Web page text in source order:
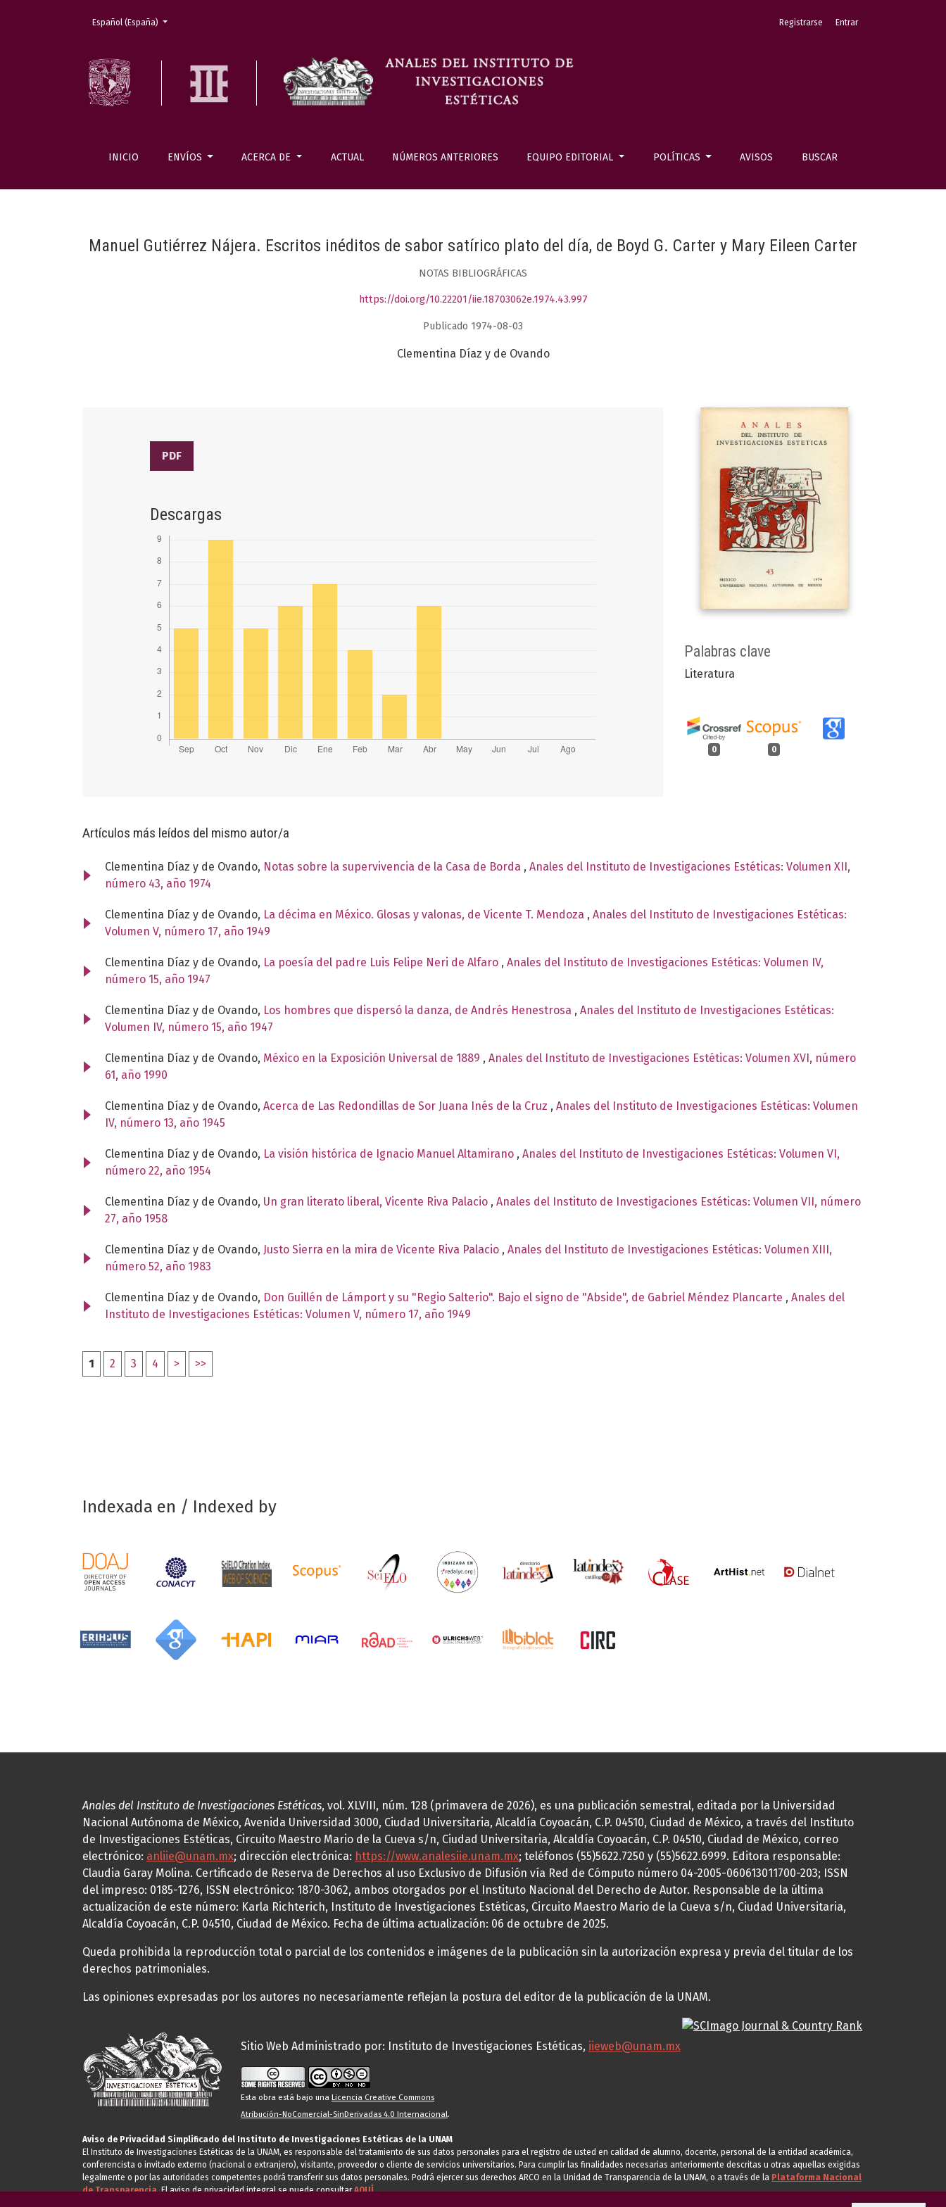
INICIO ENVÍOS ACERCA DE ACTUAL NÚMEROS ANTERIORES EQUIPO EDITORIAL POLÍTICAS AVISOS BUSCAR
Registrarse Entrar
Cambiar el idioma. El actual es:
Español (España)
Manuel Gutiérrez Nájera. Escritos inéditos de sabor satírico plato del día, de Boyd G. Carter y Mary Eileen Carter
NOTAS BIBLIOGRÁFICAS
https://doi.org/10.22201/iie.18703062e.1974.43.997
Publicado 1974-08-03
Clementina Díaz y de Ovando
Palabras clave
Literatura
0 0
PDF
Descargas
Artículos más leídos del mismo autor/a
Clementina Díaz y de Ovando, Notas sobre la supervivencia de la Casa de Borda , Anales del Instituto de Investigaciones Estéticas: Volumen XII,
número 43, año 1974
Clementina Díaz y de Ovando, La décima en México. Glosas y valonas, de Vicente T. Mendoza , Anales del Instituto de Investigaciones Estéticas:
Volumen V, número 17, año 1949
Clementina Díaz y de Ovando, La poesía del padre Luis Felipe Neri de Alfaro , Anales del Instituto de Investigaciones Estéticas: Volumen IV,
número 15, año 1947
Clementina Díaz y de Ovando, Los hombres que dispersó la danza, de Andrés Henestrosa , Anales del Instituto de Investigaciones Estéticas:
Volumen IV, número 15, año 1947
Clementina Díaz y de Ovando, México en la Exposición Universal de 1889 , Anales del Instituto de Investigaciones Estéticas: Volumen XVI, número
61, año 1990
Clementina Díaz y de Ovando, Acerca de Las Redondillas de Sor Juana Inés de la Cruz , Anales del Instituto de Investigaciones Estéticas: Volumen
IV, número 13, año 1945
Clementina Díaz y de Ovando, La visión histórica de Ignacio Manuel Altamirano , Anales del Instituto de Investigaciones Estéticas: Volumen VI,
número 22, año 1954
Clementina Díaz y de Ovando, Un gran literato liberal, Vicente Riva Palacio , Anales del Instituto de Investigaciones Estéticas: Volumen VII, número
27, año 1958
Clementina Díaz y de Ovando, Justo Sierra en la mira de Vicente Riva Palacio , Anales del Instituto de Investigaciones Estéticas: Volumen XIII,
número 52, año 1983
Clementina Díaz y de Ovando, Don Guillén de Lámport y su "Regio Salterio". Bajo el signo de "Abside", de Gabriel Méndez Plancarte , Anales del
Instituto de Investigaciones Estéticas: Volumen V, número 17, año 1949
1 2 3 4 > >>
Indexada en / Indexed by
Anales del Instituto de Investigaciones Estéticas, vol. XLVIII, núm. 128 (primavera de 2026), es una publicación semestral, editada por la Universidad
Nacional Autónoma de México, Avenida Universidad 3000, Ciudad Universitaria, Alcaldía Coyoacán, C.P. 04510, Ciudad de México, a través del Instituto
de Investigaciones Estéticas, Circuito Maestro Mario de la Cueva s/n, Ciudad Universitaria, Alcaldía Coyoacán, C.P. 04510, Ciudad de México, correo
electrónico: anliie@unam.mx; dirección electrónica: https://www.analesiie.unam.mx; teléfonos (55)5622.7250 y (55)5622.6999. Editora responsable:
Claudia Garay Molina. Certificado de Reserva de Derechos al uso Exclusivo de Difusión vía Red de Cómputo número 04-2005-060613011700-203; ISSN
del impreso: 0185-1276, ISSN electrónico: 1870-3062, ambos otorgados por el Instituto Nacional del Derecho de Autor. Responsable de la última
actualización de este número: Karla Richterich, Instituto de Investigaciones Estéticas, Circuito Maestro Mario de la Cueva s/n, Ciudad Universitaria,
Alcaldía Coyoacán, C.P. 04510, Ciudad de México. Fecha de última actualización: 06 de octubre de 2025.
Queda prohibida la reproducción total o parcial de los contenidos e imágenes de la publicación sin la autorización expresa y previa del titular de los
derechos patrimoniales.
Las opiniones expresadas por los autores no necesariamente reflejan la postura del editor de la publicación de la UNAM.
Sitio Web Administrado por: Instituto de Investigaciones Estéticas, iieweb@unam.mx
Esta obra está bajo una Licencia Creative Commons
Atribución-NoComercial-SinDerivadas 4.0 Internacional.
Aviso de Privacidad Simplificado del Instituto de Investigaciones Estéticas de la UNAM
El Instituto de Investigaciones Estéticas de la UNAM, es responsable del tratamiento de sus datos personales para el registro de usted en calidad de alumno, docente, personal de la entidad académica,
conferencista o invitado externo (nacional o extranjero), visitante, proveedor o cliente de servicios universitarios. Para cumplir las finalidades necesarias anteriormente descritas u otras aquellas exigidas
legalmente o por las autoridades competentes podrá transferir sus datos personales. Podrá ejercer sus derechos ARCO en la Unidad de Transparencia de la UNAM, o a través de la Plataforma Nacional
de Transparencia.El aviso de privacidad integral se puede consultarAQUÍ